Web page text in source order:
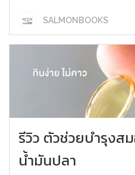
SALMONBOOKS
รีวิว ตัวช่วยบำรุงส
น้ำมันปลา